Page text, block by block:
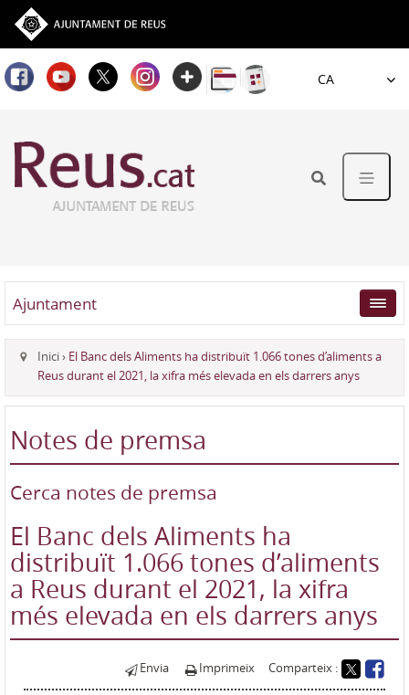
Idioma
Ajuntament
Inici› El Banc dels Aliments ha distribuït 1.066 tones d’aliments a
Reus durant el 2021, la xifra més elevada en els darrers anys
Notes de premsa
Cerca notes de premsa
El Banc dels Aliments ha
distribuït 1.066 tones d’aliments
a Reus durant el 2021, la xifra
més elevada en els darrers anys
Envia Imprimeix Comparteix :